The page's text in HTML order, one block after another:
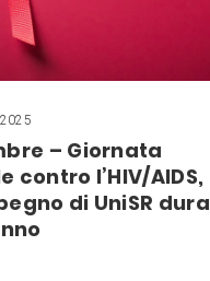
– Giornata
contro l’HIV/AIDS,
di UniSR dura